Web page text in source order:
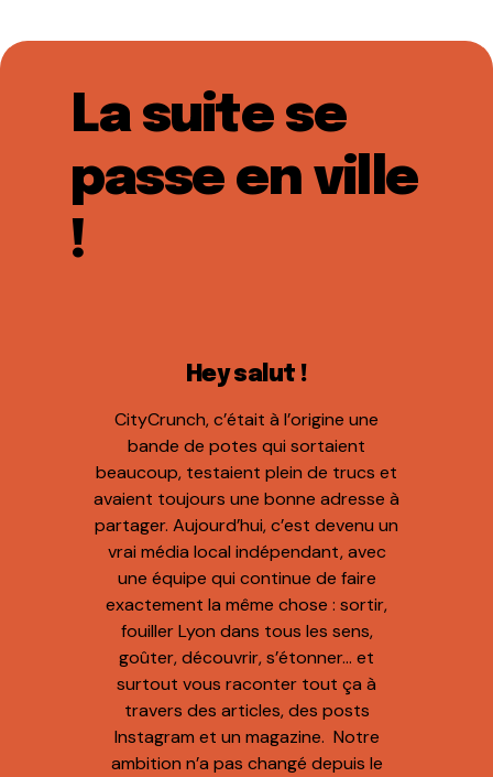
La suite se
passe en ville
!
Hey salut !
CityCrunch, c’était à l’origine une
bande de potes qui sortaient
beaucoup, testaient plein de trucs et
avaient toujours une bonne adresse à
partager. Aujourd’hui, c’est devenu un
vrai média local indépendant, avec
une équipe qui continue de faire
exactement la même chose : sortir,
fouiller Lyon dans tous les sens,
goûter, découvrir, s’étonner… et
surtout vous raconter tout ça à
travers des articles, des posts
Instagram et un magazine. Notre
ambition n’a pas changé depuis le